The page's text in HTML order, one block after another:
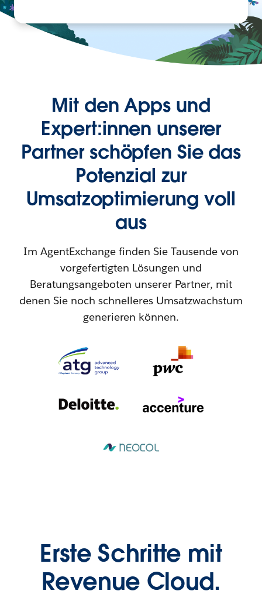
Mit den Apps und
Expert:innen unserer
Partner schöpfen Sie das
Potenzial zur
Umsatzoptimierung voll
aus
Im AgentExchange finden Sie Tausende von
vorgefertigten Lösungen und
Beratungsangeboten unserer Partner, mit
denen Sie noch schnelleres Umsatzwachstum
generieren können.
Erste Schritte mit
Revenue Cloud.